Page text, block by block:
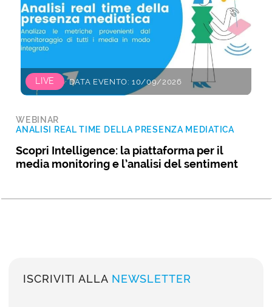
LIVE DATA EVENTO: 10/09/2026
WEBINAR
ANALISI REAL TIME DELLA PRESENZA MEDIATICA
Scopri Intelligence: la piattaforma per il
media monitoring e l’analisi del sentiment
ISCRIVITI ALLA NEWSLETTER